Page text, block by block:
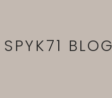
SPYK71 BLOG